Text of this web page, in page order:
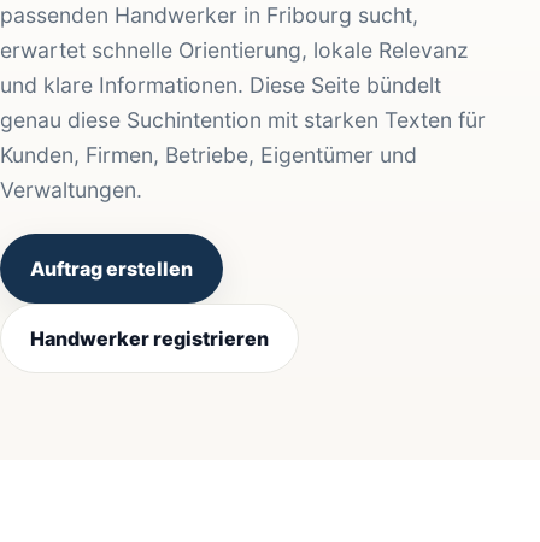
passenden Handwerker in Fribourg sucht,
erwartet schnelle Orientierung, lokale Relevanz
und klare Informationen. Diese Seite bündelt
genau diese Suchintention mit starken Texten für
Kunden, Firmen, Betriebe, Eigentümer und
Verwaltungen.
Auftrag erstellen
Handwerker registrieren